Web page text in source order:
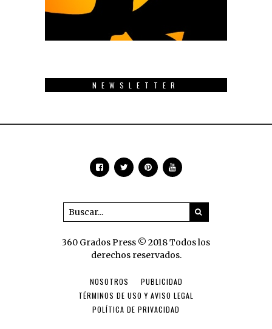
NEWSLETTER
360 Grados Press © 2018 Todos los
derechos reservados.
NOSOTROS
PUBLICIDAD
TÉRMINOS DE USO Y AVISO LEGAL
POLÍTICA DE PRIVACIDAD